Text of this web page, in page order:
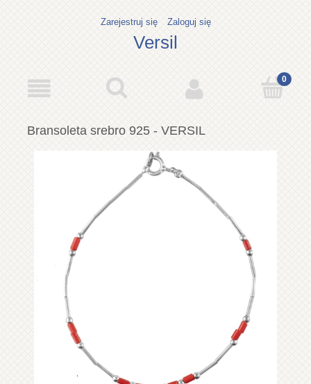
Zarejestruj się Zaloguj się
Versil
Bransoleta srebro 925 - VERSIL